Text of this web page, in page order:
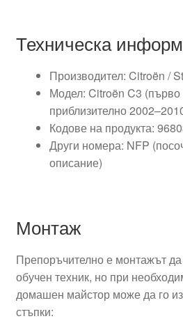
Техническа
Производител: Citroën /
Модел: Citroën C3 (първо
приблизително
Кодове на продукта:
Други номера: NFP
описание)
Монтаж
Препоръчително е монтажът
обучен техник, но при
домашен майстор може да го
стъпки: